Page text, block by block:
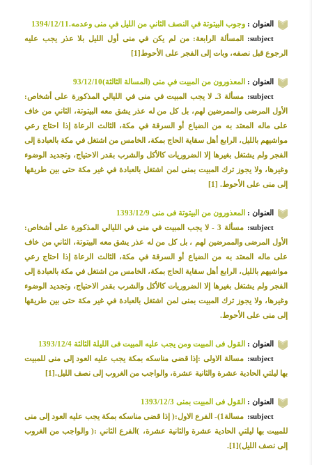
العنوان : وجوب البيتوتة في النصف الثاني من الليل في منى وعدمه.1394/12/11
subject:
المسألة الرابعة: من لم يكن في منى أول الليل بلا عذر يجب عليه
الرجوع قبل نصفه، وبات إلى الفجر على الأحوط[1]
العنوان :
المعذورون من المبيت في منى (المسالة الثالثة)93/12/10
subject:
مسألة 3ـ لا يجب المبيت في منى في الليالي المذكورة على أشخاص:
الأول المرضى والممرضين لهم، بل كل من له عذر يشق معه البيتوتة، الثاني من خاف
على ماله المعتد به من الضياع أو السرقة في مكة، الثالث الرعاة إذا احتاج رعي
مواشيهم بالليل، الرابع أهل سقاية الحاج بمكة، الخامس من اشتغل في مكة بالعبادة إلى
الفجر ولم يشتغل بغيرها إلا الضروريات كالأكل والشرب بقدر الاحتياج، وتجديد الوضوء
وغيرها، ولا يجوز ترك المبيت بمنى لمن اشتغل بالعبادة في غير مكة حتى بين طريقها
إلى منى على الأحوط. [1]
العنوان :
المعذورون من البیتوتة فی منی 1393/12/9
subject:
مسألة 3 - لا يجب المبيت في منى في الليالي المذكورة على أشخاص:
الأول المرضى والممرضين لهم ، بل كل من له عذر يشق معه البيتوتة، الثاني من خاف
على ماله المعتد به من الضياع أو السرقة في مكة، الثالث الرعاة إذا احتاج رعي
مواشيهم بالليل، الرابع أهل سقاية الحاج بمكة، الخامس من اشتغل في مكة بالعبادة إلى
الفجر ولم يشتغل بغيرها إلا الضروريات كالأكل والشرب بقدر الاحتياج، وتجديد الوضوء
وغيرها، ولا يجوز ترك المبيت بمنى لمن اشتغل بالعبادة في غير مكة حتى بين طريقها
إلى منى على الأحوط.
العنوان :
القول فی المبیت ومن یجب علیه المبیت فی اللیلة الثالثة 1393/12/4
subject:
مسالة الاولی :إذا قضى مناسكه بمكة يجب عليه العود إلى منى للمبيت
بها ليلتي الحادية عشرة والثانية عشرة، والواجب من الغروب إلى نصف الليل.[1]
العنوان :
القول فی المبیت بمنی 1393/12/3
subject:
مسالة1)- الفرع الاول:( إذا قضى مناسكه بمكة يجب عليه العود إلى منى
للمبيت بها ليلتي الحادية عشرة والثانية عشرة، )الفرع الثاني :( والواجب من الغروب
إلى نصف الليل)[1].